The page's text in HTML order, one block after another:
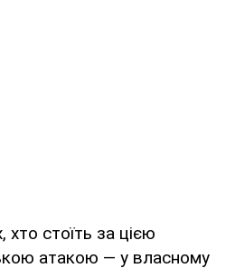
стоїть за цією
атакою — у власному